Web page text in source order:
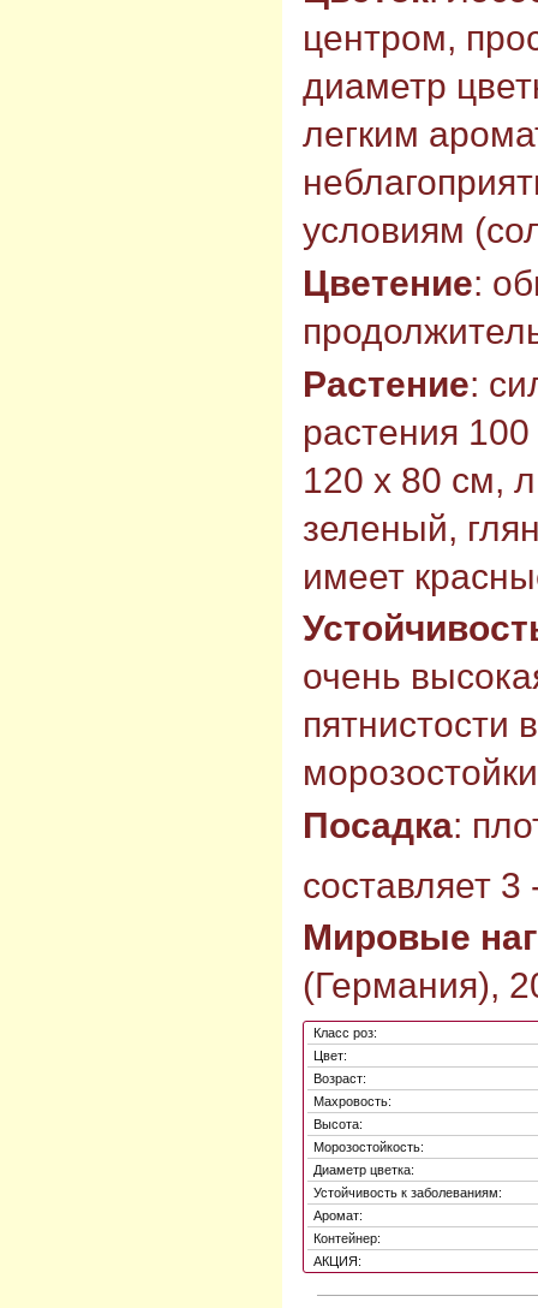
центром,
диаметр
легким
условиям
Цветение:
Растение:
растения
120 х 80 см,
зеленый,
имеет
очень
пятнистости
Посадка:
составляет
Мировые
(Германия),
Класс роз:
Цвет:
Возраст:
Махровость:
Высота:
Морозостойкость:
Диаметр цветка:
Устойчивость к заболеваниям:
Аромат:
Контейнер:
АКЦИЯ: